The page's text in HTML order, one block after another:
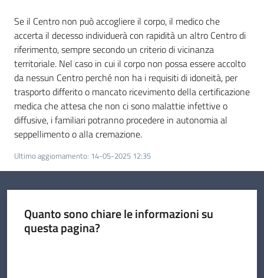
Se il Centro non può accogliere il corpo, il medico che
accerta il decesso individuerà con rapidità un altro Centro di
riferimento, sempre secondo un criterio di vicinanza
territoriale. Nel caso in cui il corpo non possa essere accolto
da nessun Centro perché non ha i requisiti di idoneità, per
trasporto differito o mancato ricevimento della certificazione
medica che attesa che non ci sono malattie infettive o
diffusive, i familiari potranno procedere in autonomia al
seppellimento o alla cremazione.
Ultimo aggiornamento: 14-05-2025 12:35
Quanto sono chiare le informazioni su
questa pagina?